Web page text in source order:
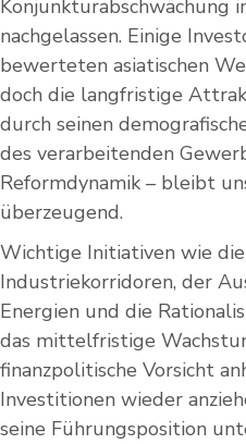
Konjunkturabschwächung
nachgelassen. Einige
bewerteten asiatischen
doch die langfristige
durch seinen
des verarbeitenden
Reformdynamik – bleibt
überzeugend.
Wichtige Initiativen wie
Industriekorridoren, der
Energien und die
das mittelfristige
finanzpolitische Vorsicht
Investitionen wieder
seine Führungsposition